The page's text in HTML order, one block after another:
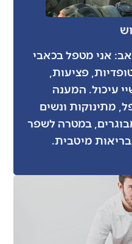
אני מטפל בכאבי
פציעות,
עיכול. המענה
מתינוקות ונשים
במטרה לשפר
מיטבית.